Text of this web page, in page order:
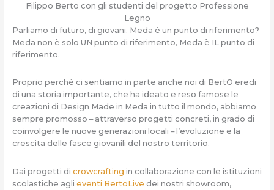
Filippo Berto con gli studenti del progetto Professione
Legno
Parliamo di futuro, di giovani. Meda è un punto di riferimento?
Meda non è solo UN punto di riferimento, Meda è IL punto di
riferimento.
Proprio perché ci sentiamo in parte anche noi di BertO eredi
di una storia importante, che ha ideato e reso famose le
creazioni di Design Made in Meda in tutto il mondo, abbiamo
sempre promosso – attraverso progetti concreti, in grado di
coinvolgere le nuove generazioni locali – l’evoluzione e la
crescita delle fasce giovanili del nostro territorio.
Dai progetti di crowcrafting in collaborazione con le istituzioni
scolastiche agli eventi BertoLive dei nostri showroom,